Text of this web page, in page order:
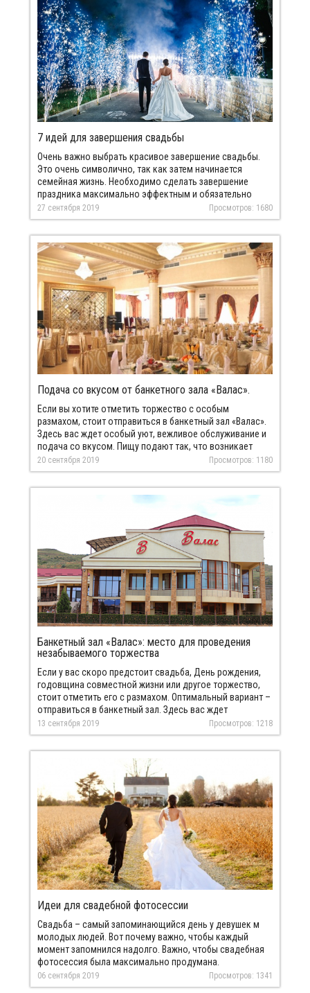
7 идей для завершения свадьбы
Очень важно выбрать красивое завершение свадьбы.
Это очень символично, так как затем начинается
семейная жизнь. Необходимо сделать завершение
праздника максимально эффектным и обязательно
интересным. Как же завершить праздник красиво и
интересно? Попробуем разобраться.
27 сентября 2019 Просмотров: 1680
Подача со вкусом от банкетного зала «Валас».
Если вы хотите отметить торжество с особым
размахом, стоит отправиться в банкетный зал «Валас».
Здесь вас ждет особый уют, вежливое обслуживание и
подача со вкусом. Пищу подают так, что возникает
непреодолимое желание скорее ее съесть.
20 сентября 2019 Просмотров: 1180
Банкетный зал «Валас»: место для проведения
незабываемого торжества
Если у вас скоро предстоит свадьба, День рождения,
годовщина совместной жизни или другое торжество,
стоит отметить его с размахом. Оптимальный вариант –
отправиться в банкетный зал. Здесь вас ждет
качественное обслуживание и приятные цены. Не стоит
тратить силы и время на поиски подходящего места.
Здесь всегда очень уютно и предельно комфортно.
Неслучайно многие предпочитают арендовать зал на
праздник.
13 сентября 2019 Просмотров: 1218
Идеи для свадебной фотосессии
Свадьба – самый запоминающийся день у девушек м
молодых людей. Вот почему важно, чтобы каждый
момент запомнился надолго. Важно, чтобы свадебная
фотосессия была максимально продумана.
Необходимо продумать подходящие идеи и воплотить
их в реальность.
06 сентября 2019 Просмотров: 1341